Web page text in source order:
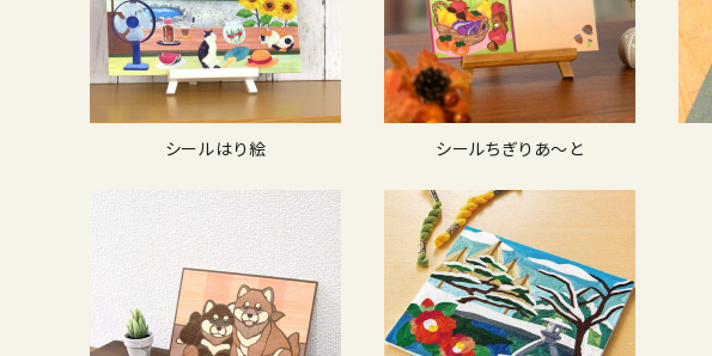
シールはり絵 シールちぎりあ〜と